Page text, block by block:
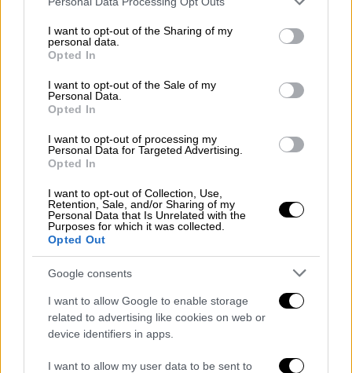
not limited to your visit or usage behaviour. You may click to
grant or deny consent to Google and its third-party tags to
use your data for below specified purposes in below Google
consent section.
I want to opt-out of the Sharing of my
personal data.
Opted In
I want to opt-out of the Sale of my
Personal Data.
Opted In
I want to opt-out of processing my
Personal Data for Targeted Advertising.
Opted In
I want to opt-out of Collection, Use,
Retention, Sale, and/or Sharing of my
Personal Data that Is Unrelated with the
Purposes for which it was collected.
Opted Out
Google consents
I want to allow Google to enable storage
related to advertising like cookies on web or
device identifiers in apps.
I want to allow my user data to be sent to
οργανισμός μου ούτε ο χαρακτήρας μου, δεν
θα βάλω την ηλικία μου.
τοξικότητα, δεν μπορώ την σκοτεινιά, δεν
μπορώ την μαυρίλα. Και μαζί με αυτή την
που, επίσης, δεν αντέχω. Η σκληρότητα
αφορά τα οικονομικά και μια τεράστια γκάμα
πραγμάτων της εποχής».
Ερωτώμενη αν έχει ποτέ επαναστατήσει στη
ζωή της η ίδια απάντησε: «
ωστόσο ποτέ της επανάστασης, μάλλον
φοβισμένη ήμουνα και δεν μ’ αρέσει αυτό
Τελείως αντι-ήρωας και ίσως γι’ αυτό μου
αρέσουν και στο θέατρο και στην τηλεόραση
οι αντι-ηρωίδες. Οι "σπασμένοι" χαρακτήρες
που έχουν προβλήματα» τόνισε.